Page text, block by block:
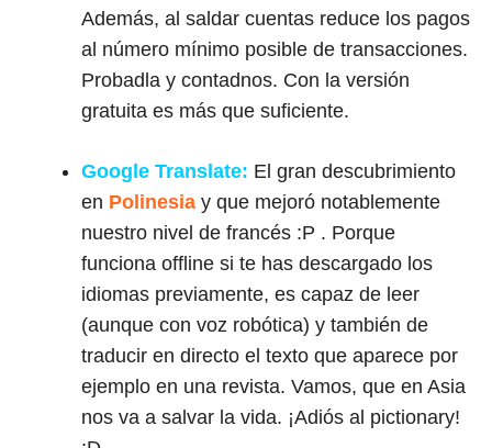
Además, al saldar cuentas reduce los pagos
al número mínimo posible de transacciones.
Probadla y contadnos. Con la versión
gratuita es más que suficiente.
Google Translate: El gran descubrimiento
en Polinesia y que mejoró notablemente
nuestro nivel de francés :P . Porque
funciona offline si te has descargado los
idiomas previamente, es capaz de leer
(aunque con voz robótica) y también de
traducir en directo el texto que aparece por
ejemplo en una revista. Vamos, que en Asia
nos va a salvar la vida. ¡Adiós al pictionary!